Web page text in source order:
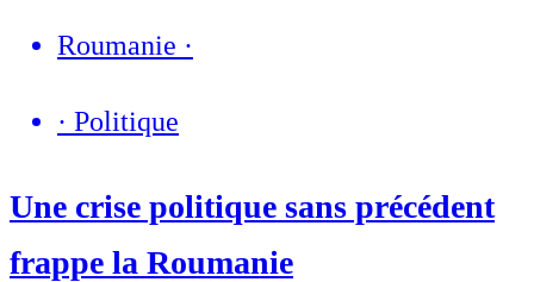
Roumanie ·
· Politique
Une crise politique sans précédent
frappe la Roumanie